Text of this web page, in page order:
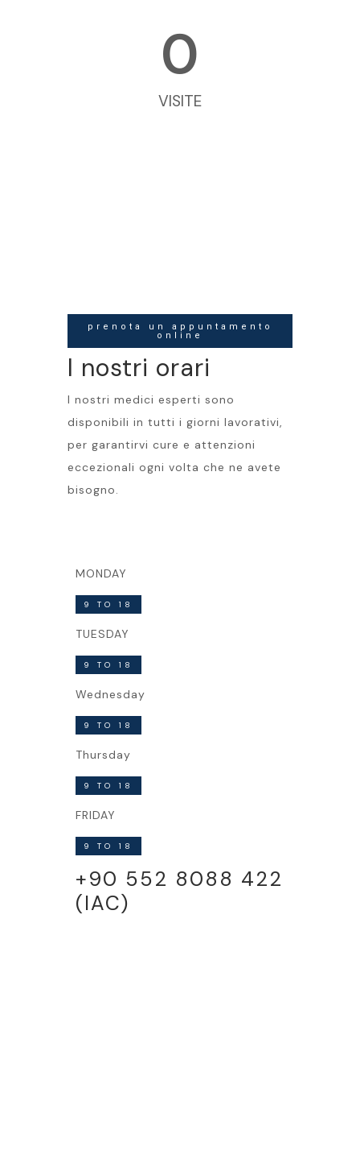
VISITE
0
prenota un appuntamento
online
I nostri orari
I nostri medici esperti sono
disponibili in tutti i giorni lavorativi,
per garantirvi cure e attenzioni
eccezionali ogni volta che ne avete
bisogno.
MONDAY
9 TO 18
TUESDAY
9 TO 18
Wednesday
9 TO 18
Thursday
9 TO 18
FRIDAY
9 TO 18
+90 552 8088 422
(IAC)